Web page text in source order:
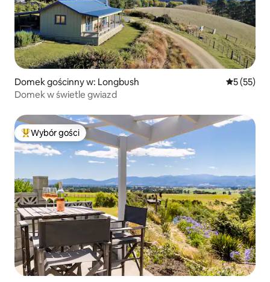
Domek gościnny w: Longbush Średnia
5 (55)
Domek w świetle gwiazd
Najpopularniejsze z kategorii Wybór gości
Wybór gości